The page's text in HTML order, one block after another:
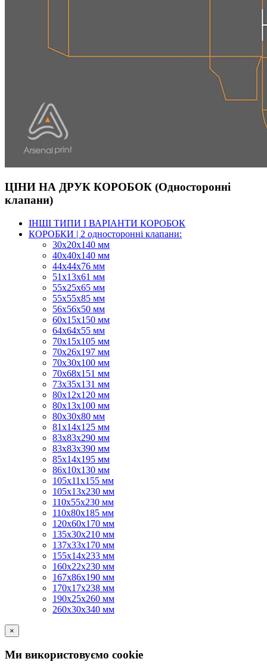
ЦІНИ НА ДРУК КОРОБОК (Односторонні
клапани)
ІНШІ ТИПИ І ВАРІАНТИ КОРОБОК
КОРОБКИ | 2 односторонні клапани:
30x20x140 мм
40x40x140 мм
44х44х76 мм
51x13x61 мм
55х25х65 мм
55х55х85 мм
56х56х50 мм
60х15х150 мм
64х64х55 мм
70х15х105 мм
70х26х197 мм
70х30х100 мм
70х68х151 мм
73х35х131 мм
80х12х120 мм
80х13х100 мм
80х30х80 мм
81х14х125 мм
83х83х290 мм
83х83х390 мм
85х14х195 мм
86х10х130 мм
105х11х155 мм
105х13х230 мм
110х55х230 мм
110х80х185 мм
120х60х170 мм
135х30х210 мм
137х33х170 мм
155х14х233 мм
160х22х230 мм
167х86х190 мм
170х17х238 мм
190х25х260 мм
260х30х340 мм
×
Ми використовуємо cookie